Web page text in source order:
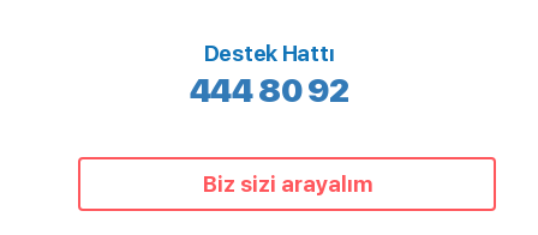
Destek Hattı
444 80 92
Biz sizi arayalım